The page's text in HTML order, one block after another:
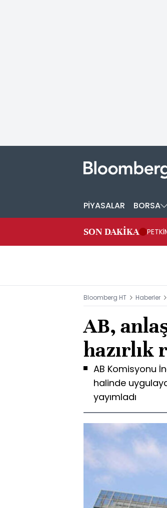
PİYASALAR BORSA
SON DAKİKA
Bloomberg HT Haberler
AB,
hazırlık
AB Komisyonu
halinde
yayımladı